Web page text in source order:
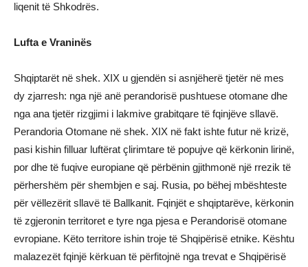
liqenit të Shkodrës.
Lufta e Vraninës
Shqiptarët në shek. XIX u gjendën si asnjëherë tjetër në mes
dy zjarresh: nga një anë perandorisë pushtuese otomane dhe
nga ana tjetër rizgjimi i lakmive grabitqare të fqinjëve sllavë.
Perandoria Otomane në shek. XIX në fakt ishte futur në krizë,
pasi kishin filluar luftërat çlirimtare të popujve që kërkonin lirinë,
por dhe të fuqive europiane që përbënin gjithmonë një rrezik të
përhershëm për shembjen e saj. Rusia, po bëhej mbështeste
për vëllezërit sllavë të Ballkanit. Fqinjët e shqiptarëve, kërkonin
të zgjeronin territoret e tyre nga pjesa e Perandorisë otomane
evropiane. Këto territore ishin troje të Shqipërisë etnike. Kështu
malazezët fqinjë kërkuan të përfitojnë nga trevat e Shqipërisë